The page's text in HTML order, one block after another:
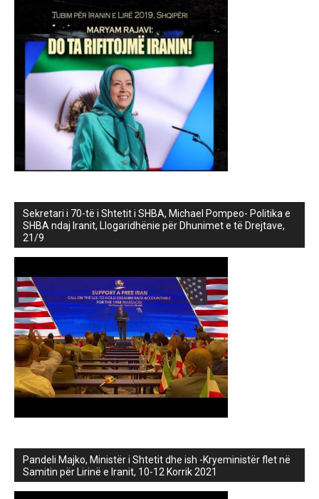
Sekretari i 70-të i Shtetit i SHBA, Michael Pompeo- Politika e
SHBA ndaj Iranit, Llogaridhënie për Dhunimet e të Drejtave,
21/9
Pandeli Majko, Ministër i Shtetit dhe ish -Kryeministër flet në
Samitin për Lirinë e Iranit, 10-12 Korrik 2021